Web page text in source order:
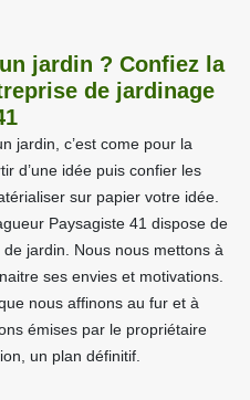
jardin ? Confiez la
de jardinage
jardin, c’est come pour la
d’une idée puis confier les
sur papier votre idée.
Paysagiste 41 dispose de
jardin. Nous nous mettons à
ses envies et motivations.
nous affinons au fur et à
émises par le propriétaire
un plan définitif.